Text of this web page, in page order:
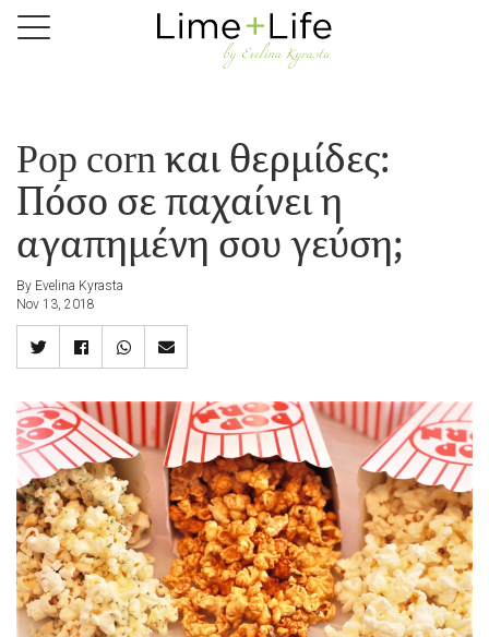
Skip
to
Pop corn και θερμίδες:
Πόσο σε παχαίνει η
αγαπημένη σου γεύση;
By Evelina Kyrasta
Nov 13, 2018